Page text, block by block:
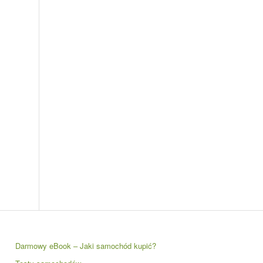
Darmowy eBook – Jaki samochód kupić?